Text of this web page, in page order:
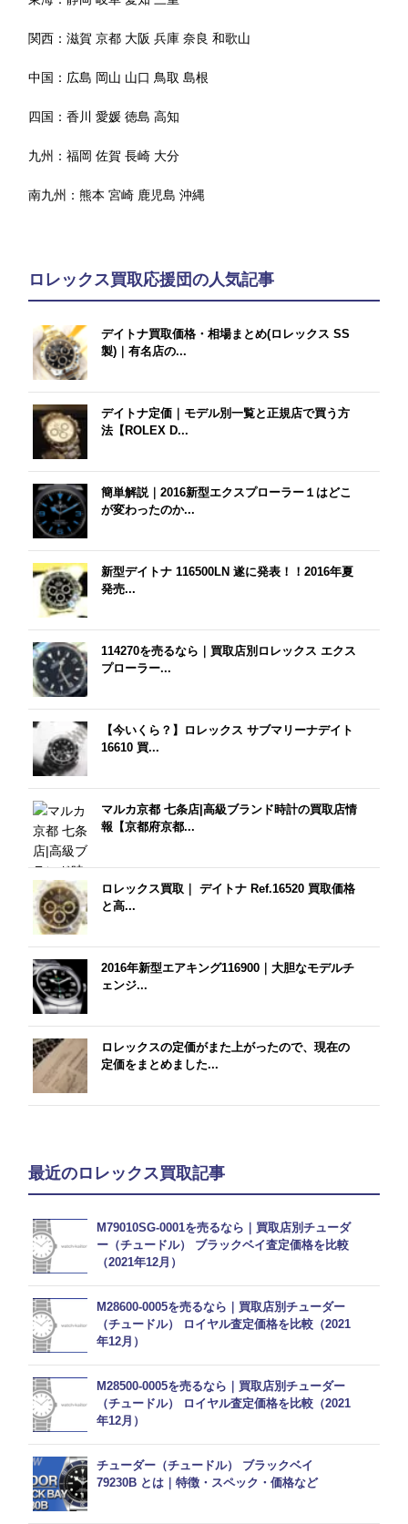
関西：滋賀 京都 大阪 兵庫 奈良 和歌山
中国： 広島 岡山 山口 鳥取 島根
四国：香川 愛媛 徳島 高知
九州：福岡 佐賀 長崎 大分
南九州：熊本 宮崎 鹿児島 沖縄
ロレックス買取応援団の人気記事
デイトナ買取価格・相場まとめ(ロレックス SS
製)｜有名店の...
デイトナ定価｜モデル別一覧と正規店で買う方
法【ROLEX D...
簡単解説｜2016新型エクスプローラー１はどこ
が変わったのか...
新型デイトナ 116500LN 遂に発表！！2016年夏
発売...
114270を売るなら｜買取店別ロレックス エクス
プローラー...
【今いくら？】ロレックス サブマリーナデイト
16610 買...
マルカ京都 七条店|高級ブランド時計の買取店情
報【京都府京都...
ロレックス買取｜ デイトナ Ref.16520 買取価格
と高...
2016年新型エアキング116900｜大胆なモデルチ
ェンジ...
ロレックスの定価がまた上がったので、現在の
定価をまとめました...
最近のロレックス買取記事
M79010SG-0001を売るなら｜買取店別チューダ
ー（チュードル） ブラックベイ査定価格を比較
（2021年12月）
M28600-0005を売るなら｜買取店別チューダー
（チュードル） ロイヤル査定価格を比較（2021
年12月）
M28500-0005を売るなら｜買取店別チューダー
（チュードル） ロイヤル査定価格を比較（2021
年12月）
チューダー（チュードル） ブラックベイ
79230B とは｜特徴・スペック・価格など